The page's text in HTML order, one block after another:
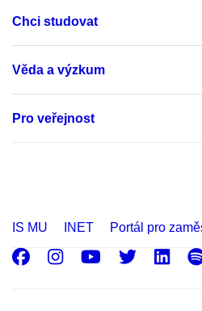
Chci studovat
Věda a výzkum
Pro veřejnost
IS MU INET Portál pro
Facebook
Instagram
Youtube